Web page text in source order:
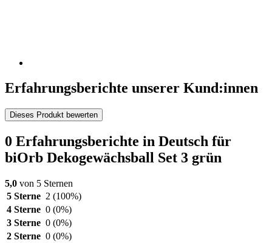
Erfahrungsberichte unserer Kund:innen
Dieses Produkt bewerten
0 Erfahrungsberichte in Deutsch für
biOrb Dekogewächsball Set 3 grün
5,0 von 5 Sternen
5 Sterne 2 (100%)
4 Sterne 0 (0%)
3 Sterne 0 (0%)
2 Sterne 0 (0%)